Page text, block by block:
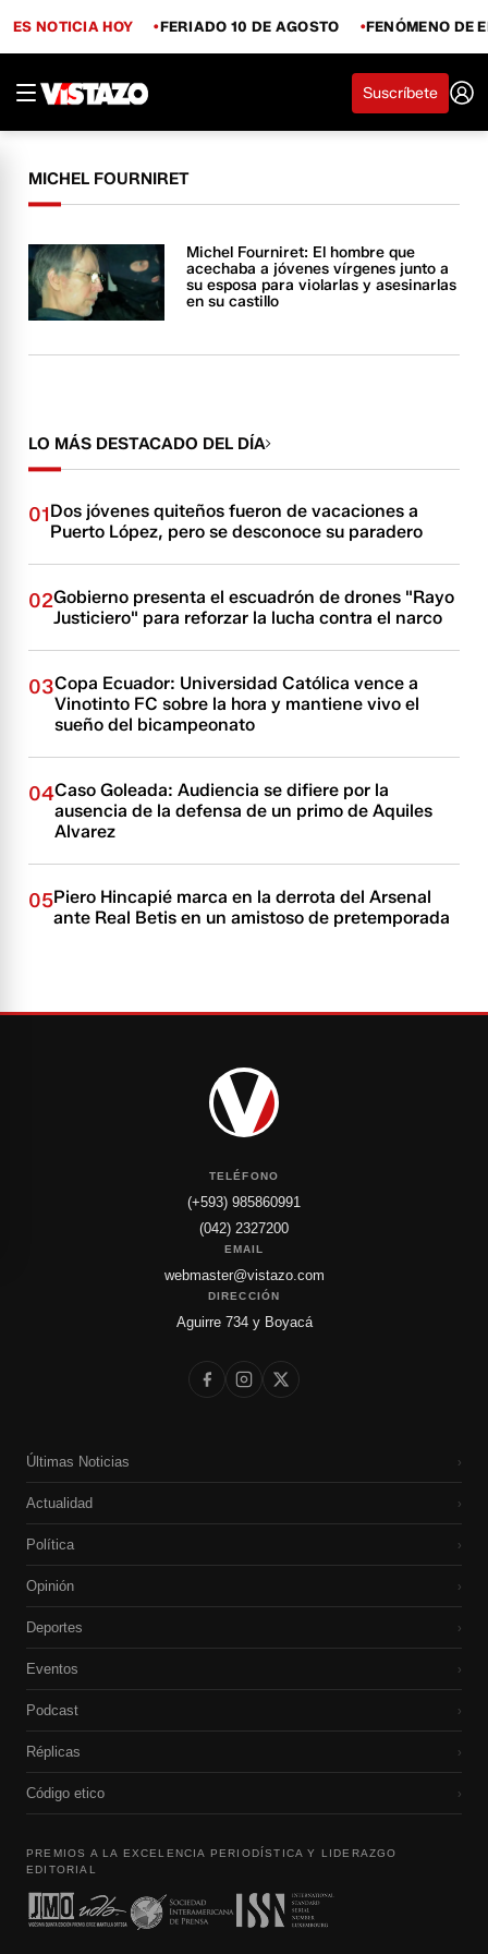
ES NOTICIA HOY FERIADO 10 DE AGOSTO FENÓMENO DE
Suscríbete
MICHEL FOURNIRET
Michel Fourniret: El hombre que
acechaba a jóvenes vírgenes junto a
su esposa para violarlas y asesinarlas
en su castillo
LO MÁS DESTACADO DEL DÍA
01Dos jóvenes quiteños fueron de vacaciones a
Puerto López, pero se desconoce su paradero
02Gobierno presenta el escuadrón de drones "Rayo
Justiciero" para reforzar la lucha contra el narco
03Copa Ecuador: Universidad Católica vence a
Vinotinto FC sobre la hora y mantiene vivo el
sueño del bicampeonato
04Caso Goleada: Audiencia se difiere por la
ausencia de la defensa de un primo de Aquiles
Alvarez
05Piero Hincapié marca en la derrota del Arsenal
ante Real Betis en un amistoso de pretemporada
TELÉFONO
(+593) 985860991
(042) 2327200
EMAIL
webmaster@vistazo.com
DIRECCIÓN
Aguirre 734 y Boyacá
Últimas Noticias ›
Actualidad ›
Política ›
Opinión ›
Deportes ›
Eventos ›
Podcast ›
Réplicas ›
Código etico ›
PREMIOS A LA EXCELENCIA PERIODÍSTICA Y LIDERAZGO
EDITORIAL